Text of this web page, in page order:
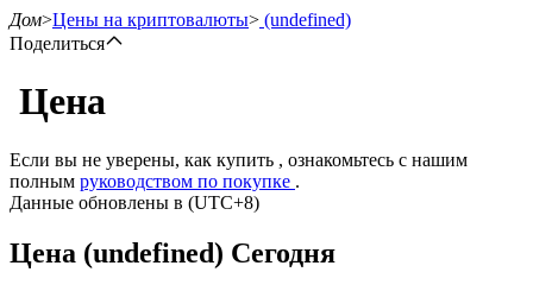
Дом>Цены на криптовалюты> (undefined)
Поделиться
Цена
Если вы не уверены, как купить , ознакомьтесь с нашим
полным руководством по покупке .
Данные обновлены в (UTC+8)
Цена (undefined) Сегодня